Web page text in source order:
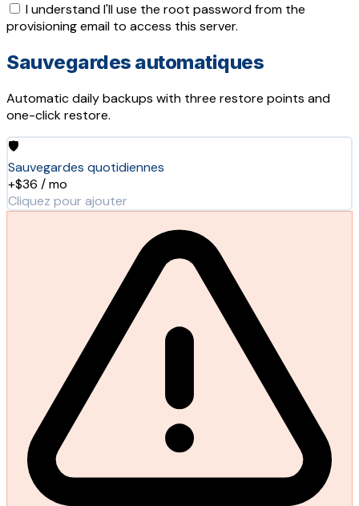
I understand I'll use the root password from the
provisioning email to access this server.
Sauvegardes automatiques
Automatic daily backups with three restore points and
one-click restore.
🛡️
Sauvegardes quotidiennes
+$36 / mo
Cliquez pour ajouter